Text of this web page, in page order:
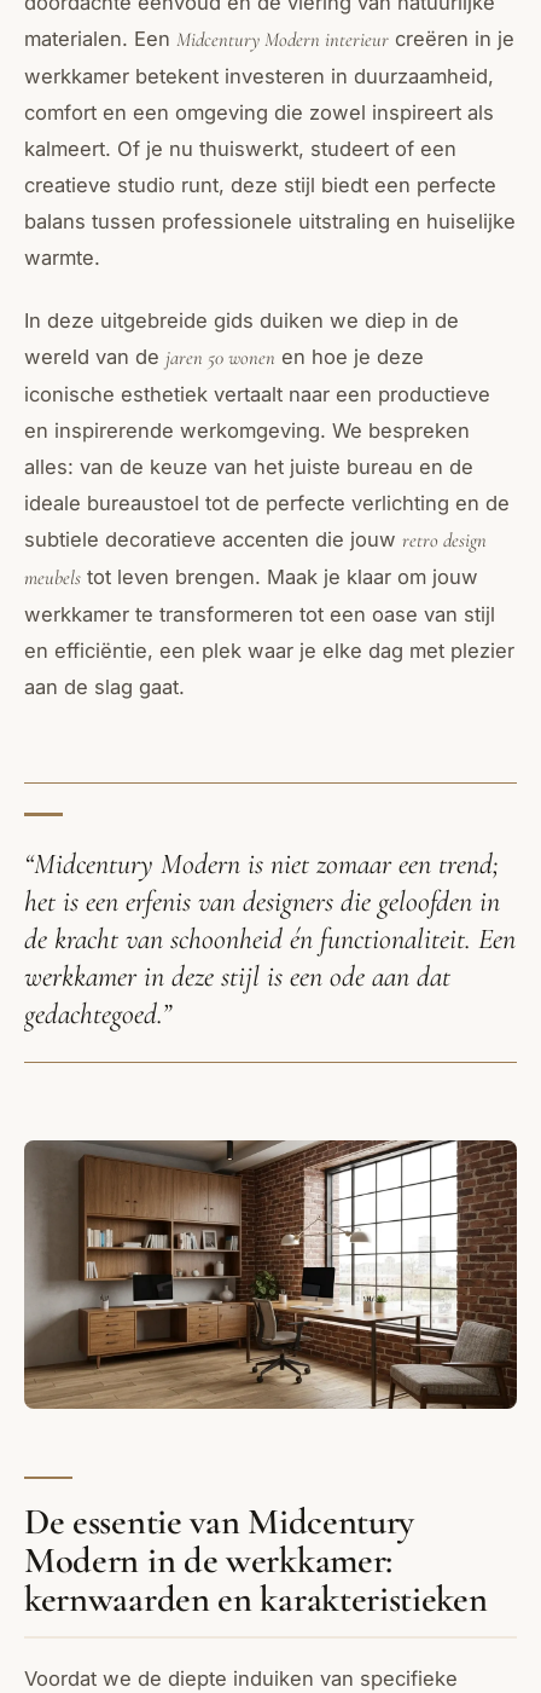
materialen. Een Midcentury Modern interieur creëren in je
werkkamer betekent investeren in duurzaamheid,
comfort en een omgeving die zowel inspireert als
kalmeert. Of je nu thuiswerkt, studeert of een
creatieve studio runt, deze stijl biedt een perfecte
balans tussen professionele uitstraling en huiselijke
warmte.
In deze uitgebreide gids duiken we diep in de
wereld van de jaren 50 wonen en hoe je deze
iconische esthetiek vertaalt naar een productieve
en inspirerende werkomgeving. We bespreken
alles: van de keuze van het juiste bureau en de
ideale bureaustoel tot de perfecte verlichting en de
subtiele decoratieve accenten die jouw retro design
meubels tot leven brengen. Maak je klaar om jouw
werkkamer te transformeren tot een oase van stijl
en efficiëntie, een plek waar je elke dag met plezier
aan de slag gaat.
“Midcentury Modern is niet zomaar een trend;
het is een erfenis van designers die geloofden in
de kracht van schoonheid én functionaliteit. Een
werkkamer in deze stijl is een ode aan dat
gedachtegoed.”
De essentie van Midcentury
Modern in de werkkamer:
kernwaarden en karakteristieken
Voordat we de diepte induiken van specifieke